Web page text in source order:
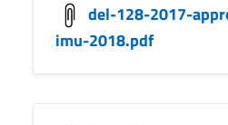
del-128-2017-
imu-2018.pdf